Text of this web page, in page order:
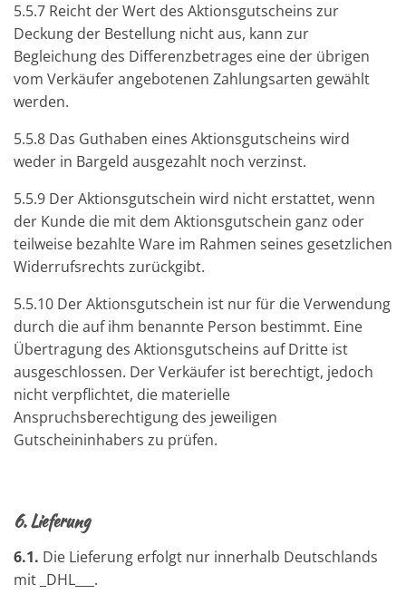
5.5.7 Reicht der Wert des Aktionsgutscheins zur
Deckung der Bestellung nicht aus, kann zur
Begleichung des Differenzbetrages eine der übrigen
vom Verkäufer angebotenen Zahlungsarten gewählt
werden.
5.5.8 Das Guthaben eines Aktionsgutscheins wird
weder in Bargeld ausgezahlt noch verzinst.
5.5.9 Der Aktionsgutschein wird nicht erstattet, wenn
der Kunde die mit dem Aktionsgutschein ganz oder
teilweise bezahlte Ware im Rahmen seines gesetzlichen
Widerrufsrechts zurückgibt.
5.5.10 Der Aktionsgutschein ist nur für die Verwendung
durch die auf ihm benannte Person bestimmt. Eine
Übertragung des Aktionsgutscheins auf Dritte ist
ausgeschlossen. Der Verkäufer ist berechtigt, jedoch
nicht verpflichtet, die materielle
Anspruchsberechtigung des jeweiligen
Gutscheininhabers zu prüfen.
6.Lieferung
6.1. Die Lieferung erfolgt nur innerhalb Deutschlands
mit _DHL___.